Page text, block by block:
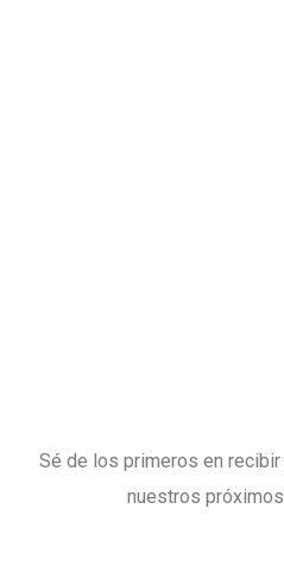
Sé de los primeros en
nuestros